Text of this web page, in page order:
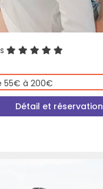
55€ à 200€
Détail et réservation